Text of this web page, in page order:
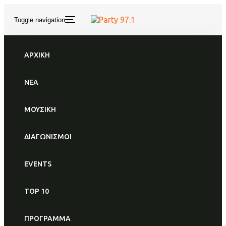
primary
navigation
Toggle navigation
ΑΡΧΙΚΗ
ΝΕΑ
ΜΟΥΣΙΚΗ
ΔΙΑΓΩΝΙΣΜΟΙ
EVENTS
TOP 10
ΠΡΟΓΡΑΜΜΑ
Tag: ΣΕΛΙΝ ΝΤΙΟΝ
ΝΈΑ